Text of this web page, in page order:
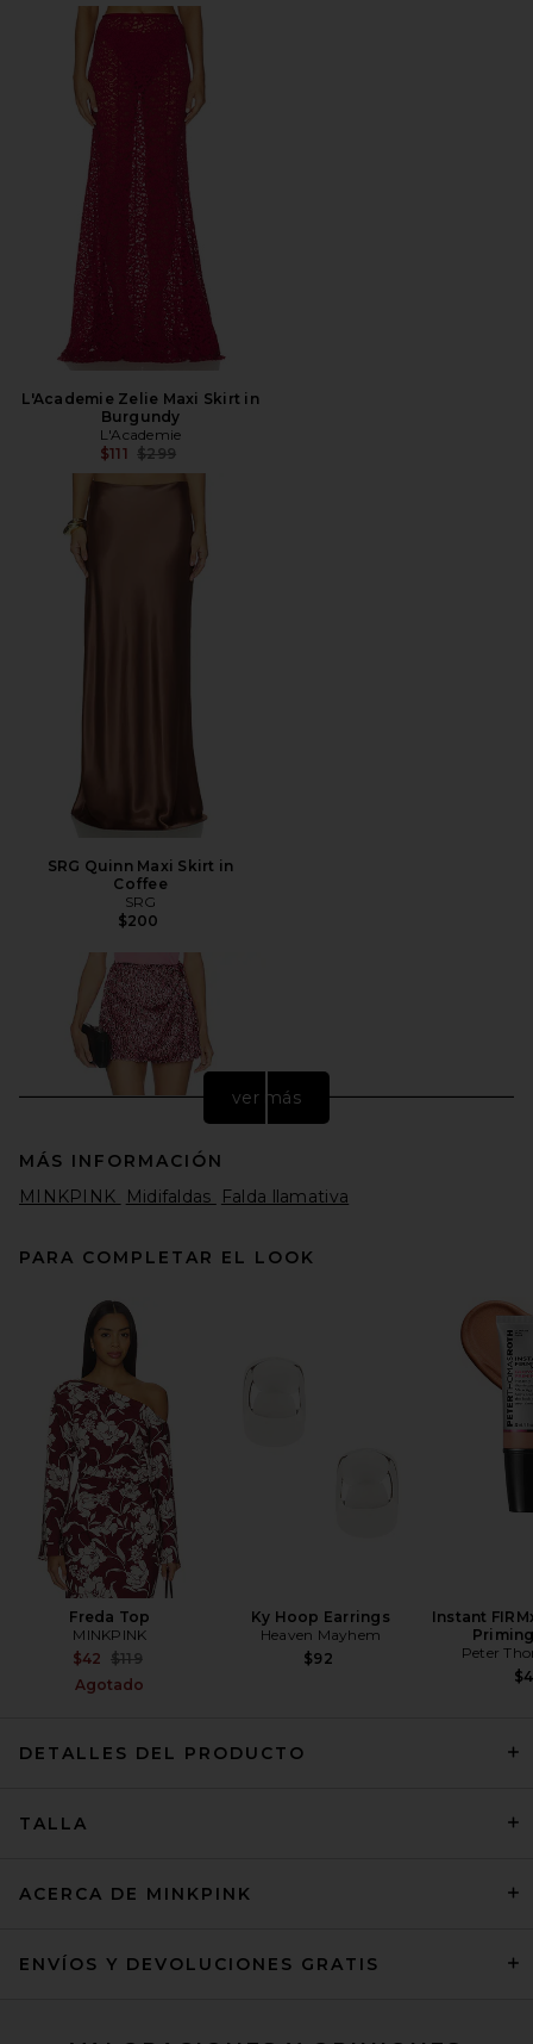
L'Academie Zelie Maxi Skirt in
Burgundy
L'Academie
$111 Precio anterior:
$299
SRG Quinn Maxi Skirt in
Coffee
SRG
$200
AREA Sequin Mini Skirt in
Metallic Rose
AREA
$292
Precio anterior:
$595
ver más
MÁS INFORMACIÓN
MINKPINK
Midifaldas Falda llamativa
PARA COMPLETAR EL LOOK
Freda Top
MINKPINK
$42 Previous price:
$119
Agotado
Ky Hoop Earrings
Heaven Mayhem
$92
Instant
Peter
DETALLES DEL PRODUCTO
TALLA
ACERCA DE MINKPINK
ENVÍOS Y DEVOLUCIONES GRATIS